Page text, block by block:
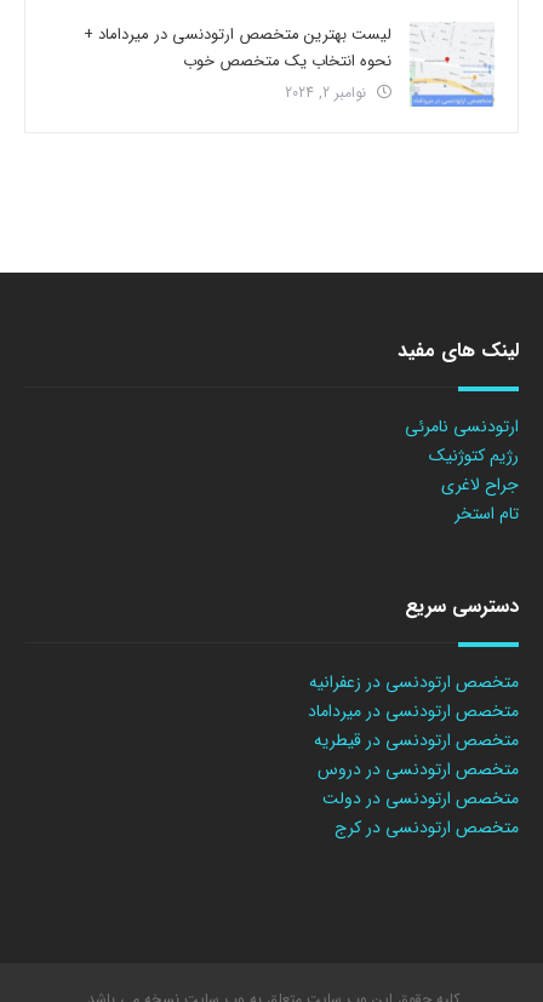
لیست بهترین متخصص ارتودنسی در میرداماد +
نحوه انتخاب یک متخصص خوب
نوامبر 2, 2024
لینک های مفید
ارتودنسی نامرئی
رژیم کتوژنیک
جراح لاغری
تام استخر
دسترسی سریع
متخصص ارتودنسی در زعفرانیه
متخصص ارتودنسی در میرداماد
متخصص ارتودنسی در قیطریه
متخصص ارتودنسی در دروس
متخصص ارتودنسی در دولت
متخصص ارتودنسی در کرج